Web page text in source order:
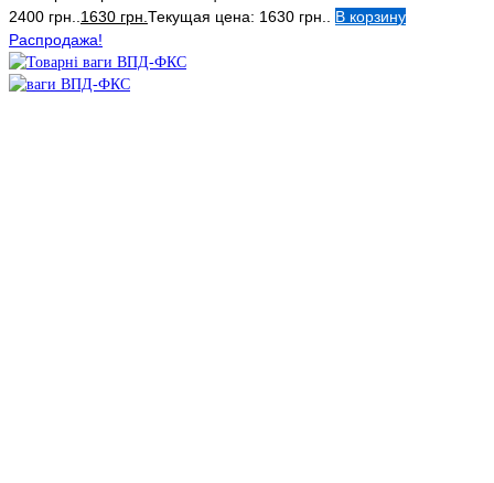
2400 грн..1630 грн.Текущая цена: 1630 грн.. В корзину
Распродажа!